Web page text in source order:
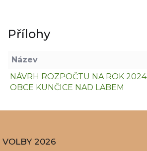
Přílohy
Název
NÁVRH ROZPOČTU NA ROK 2024
OBCE KUNČICE NAD LABEM
VOLBY 2026